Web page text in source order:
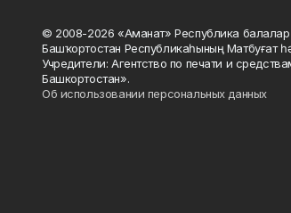
© 2008-2026 «Аманат» Республика
Башҡортостан Республикаһының Матбуғат
Учредители: Агентство по печати и
Башкортостан».
Об использовании персональных данных